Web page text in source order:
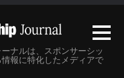
ナルは、スポンサーシッ
報に特化したメディアで